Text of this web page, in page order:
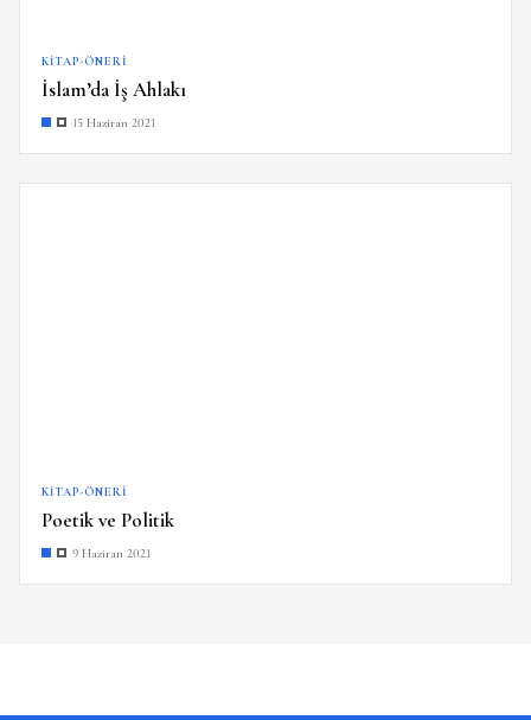
KITAP-ÖNERI
İslam’da İş Ahlakı
15 Haziran 2021
KITAP-ÖNERI
Poetik ve Politik
9 Haziran 2021